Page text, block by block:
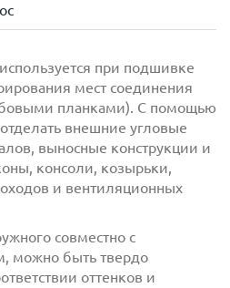
персональных данных
согласиена обработку
при подшивке
мест соединения
планками). С помощью
внешние угловые
выносные конструкции и
консоли, козырьки,
и вентиляционных
совместно с
можно быть твердо
оттенков и